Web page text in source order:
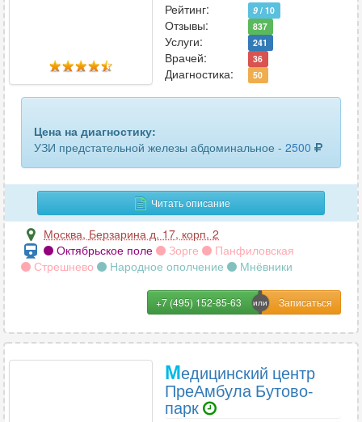
прямой кишки трансректальное
сосудов верхних конечностей
сосудов нижних конечностей 96
сосудов шеи
средостения
72
тазобедренных суставов 226
Рейтинг:
9 / 10
Отзывы: 837
Услуги: 241
Врачей: 36
Диагностика: 50
Цена на диагностику:
УЗИ предстательной железы абдоминальное - 2500
Читать описание
Москва, Берзарина д. 17, корп. 2
Октябрьское поле
Зорге
Панфиловская
Стрешнево
Народное ополчение Мнёвники
+7 (495) 152-85-63
Медицинский центр
ПреАмбула Бутово-
парк